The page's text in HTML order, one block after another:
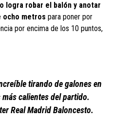
logra robar el balón y anotar
ocho metros para poner por
por encima de los 10 puntos,
tirando de galones en
calientes del partido.
Real Madrid Baloncesto.